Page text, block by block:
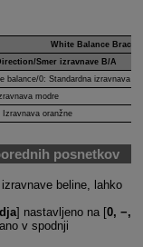
White Balance
Smer izravnave B/A
balance/0: Standardna izravnava
modre
Izravnava oranžne
posnetkov
beline, lahko
] nastavljeno na [0, −,
v spodnji